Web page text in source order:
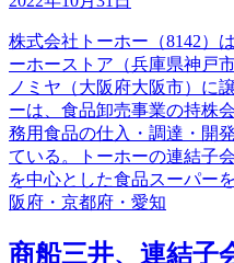
株式会社トーホー（8142）
ーホーストア（兵庫県神戸
ノミヤ（大阪府大阪市）に
ーは、食品卸売事業の持株
務用食品の仕入・調達・開
ている。トーホーの連結子
を中心とした食品スーパー
阪府・京都府・愛知
商船三井、連結子